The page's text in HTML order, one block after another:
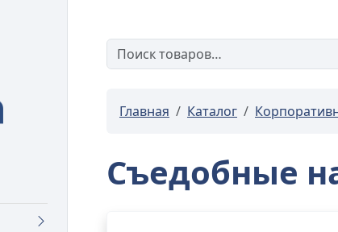
Главная Каталог
Съедобные